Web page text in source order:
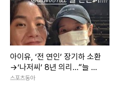
아이유, ‘전 연인’ 장기하 소환
→‘나저씨’ 8년 의리…“늘 든
든” [SD톡톡]
스포츠동아